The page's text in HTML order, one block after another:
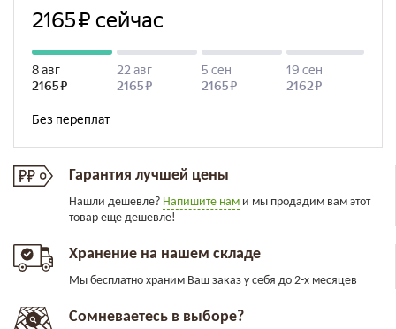
Гарантия лучшей цены
Нашли дешевле? Напишите нам и мы продадим вам этот
товар еще дешевле!
Хранение на нашем складе
Мы бесплатно храним Ваш заказ у себя до 2-х месяцев
Сомневаетесь в выборе?